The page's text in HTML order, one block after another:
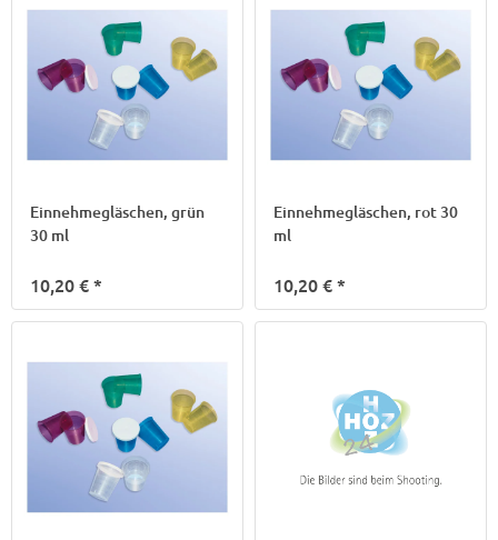
Einnehmegläschen, grün
30 ml
10,20 €*
Einnehmegläschen, rot 30
ml
10,20 €*